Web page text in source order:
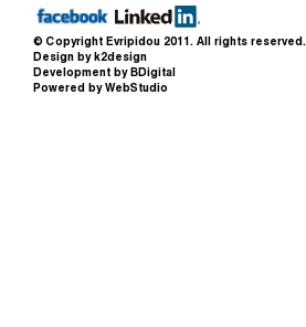
© Copyright Evripidou 2011. All rights reserved.
Design by k2design
Development by BDigital
Powered by WebStudio